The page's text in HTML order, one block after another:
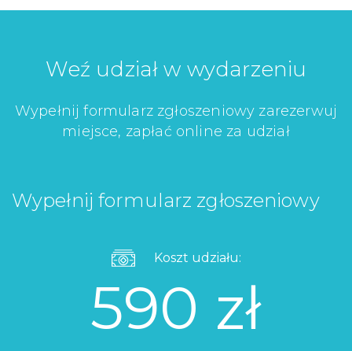
Weź udział w wydarzeniu
Wypełnij formularz zgłoszeniowy zarezerwuj
miejsce, zapłać online za udział
Wypełnij formularz zgłoszeniowy
Koszt udziału:
590 zł